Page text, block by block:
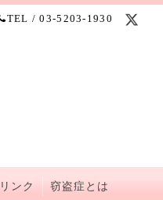
TEL / 03-5203-1930
リンク 窃盗症とは